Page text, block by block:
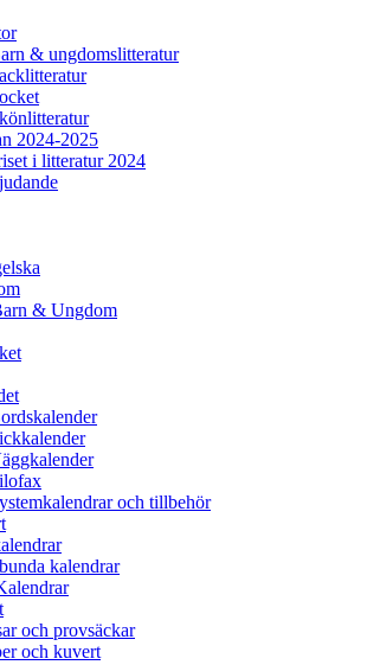
& ungdomslitteratur
2024-2025
i litteratur 2024
& Ungdom
och tillbehör
kalendrar
och provsäckar
och kuvert